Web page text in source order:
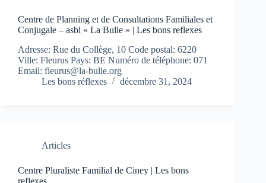
Centre de Planning et de Consultations Familiales et
Conjugale – asbl « La Bulle » | Les bons reflexes
Adresse: Rue du Collège, 10 Code postal: 6220
Ville: Fleurus Pays: BE Numéro de téléphone: 071
Email: fleurus@la-bulle.org
Les bons réflexes
décembre 31, 2024
Articles
Centre Pluraliste Familial de Ciney | Les bons
reflexes